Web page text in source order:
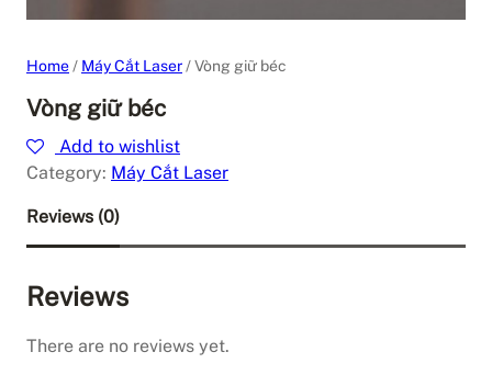
Home / Máy Cắt Laser / Vòng giữ béc
Vòng giữ béc
Add to wishlist
Category: Máy Cắt Laser
Reviews (0)
Reviews
There are no reviews yet.